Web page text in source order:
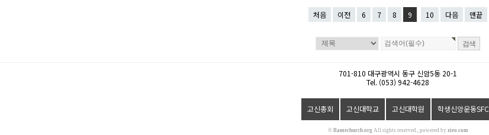
처음 이전 6 7 8 9 10 다음 맨끝
701-810 대구광역시 동구 신암5동 20-1
Tel. (053) 942-4628
고신총회 고신대학교 고신대학원 학생신앙운동SFC
© flamechurch.org All rights reserved., powered by zieo.com